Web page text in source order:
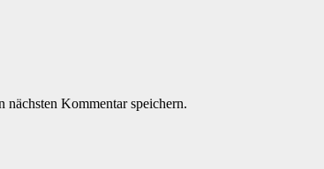
Kommentar speichern.